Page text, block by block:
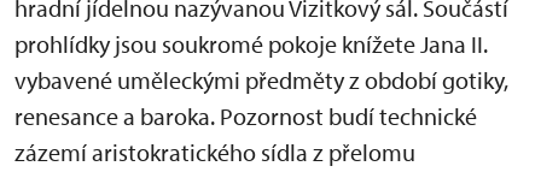
hradní jídelnou nazývanou Vizitkový sál. Součástí
prohlídky jsou soukromé pokoje knížete Jana II.
vybavené uměleckými předměty z období gotiky,
renesance a baroka. Pozornost budí technické
zázemí aristokratického sídla z přelomu